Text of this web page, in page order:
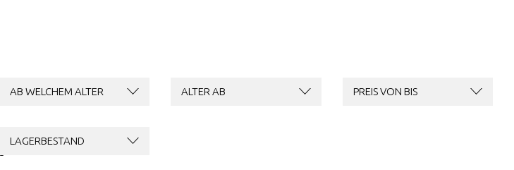
AB WELCHEM ALTER ALTER AB PREIS VON BIS
LAGERBESTAND